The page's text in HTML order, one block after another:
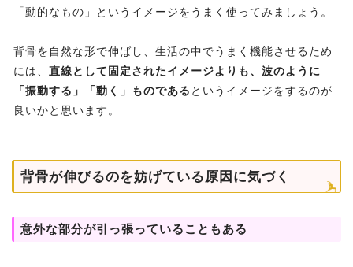
「動的なもの」というイメージをうまく使ってみましょう。
背骨を自然な形で伸ばし、生活の中でうまく機能させるため
には、 直線として固定されたイメージよりも、波のように
「振動する」「動く」ものである というイメージをするのが
良いかと思います。
背骨が伸びるのを妨げている原因に気づく
意外な部分が引っ張っていることもある